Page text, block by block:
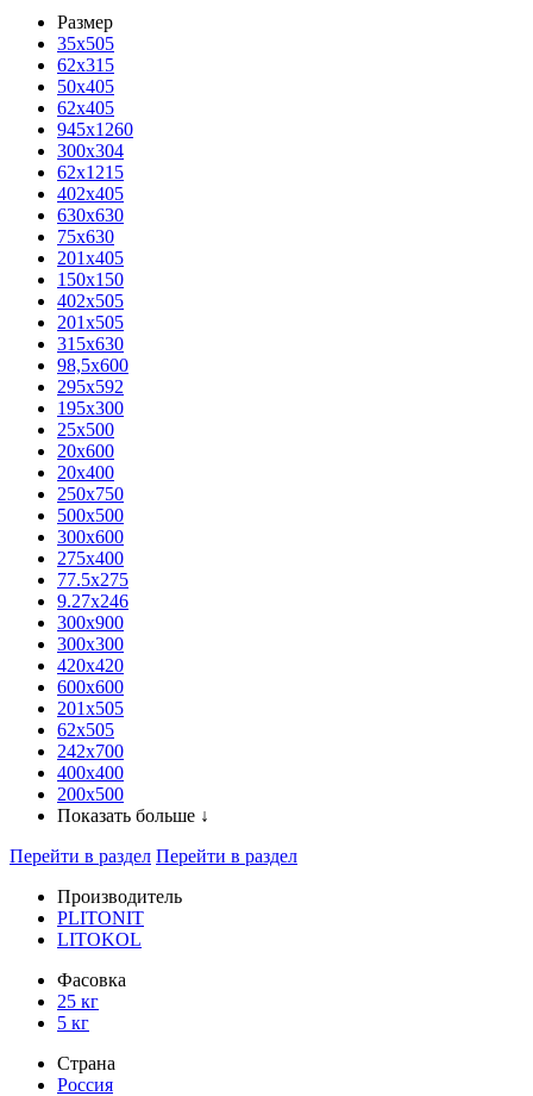
Размер
35х505
62x315
50x405
62х405
945x1260
300x304
62x1215
402x405
630x630
75x630
201x405
150x150
402x505
201x505
315x630
98,5х600
295x592
195х300
25x500
20х600
20х400
250x750
500x500
300x600
275x400
77.5х275
9.27x246
300x900
300x300
420х420
600х600
201х505
62х505
242х700
400х400
200х500
Показать больше ↓
Перейти в раздел Перейти в раздел
Производитель
PLITONIT
LITOKOL
Фасовка
25 кг
5 кг
Страна
Россия